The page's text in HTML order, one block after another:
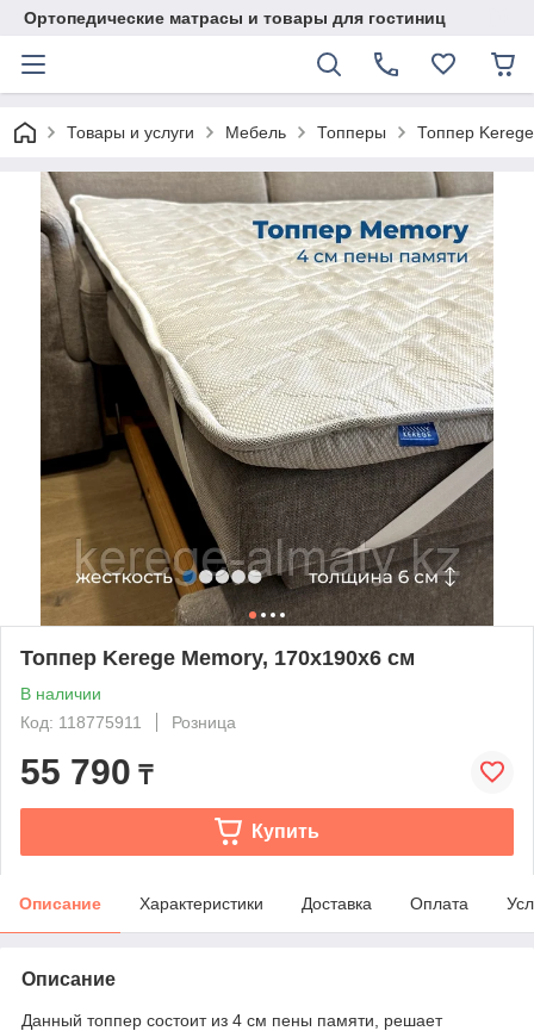
Ортопедические матрасы и товары для гостиниц
Товары и услуги Мебель Топперы Топпер
Топпер Kerege Memory, 170x190x6 см
В наличии
Код: 118775911
Розница
55 790 ₸
Купить
Описание Характеристики Доставка Оплата
Описание
Данный топпер состоит из 4 см пены памяти, решает